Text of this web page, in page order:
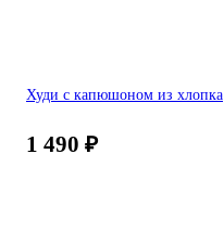
Худи с капюшоном из хлопка
1 490 ₽